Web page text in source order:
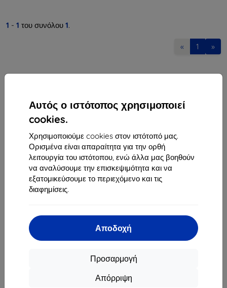
Αυτός ο ιστότοπος χρησιμοποιεί
cookies.
Χρησιμοποιούμε cookies στον ιστότοπό μας.
Ορισμένα είναι απαραίτητα για την ορθή
λειτουργία του ιστότοπου, ενώ άλλα μας βοηθούν
να αναλύσουμε την επισκεψιμότητα και να
εξατομικεύσουμε το περιεχόμενο και τις
διαφημίσεις.
Αποδοχή
Προσαρμογή
Απόρριψη
1 - 1 του συνόλου 1.
« 1 »
Οδός Rudolfa Mocka 3750/2A
841 04 Bratislava
Αριθμός Μητρώου Εταιρείας:46701494
ΑΦΜ ΦΠΑ:SK2023549671
Επικοινωνία
info@top4mobile.eu